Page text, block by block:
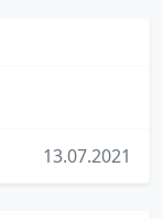
13.07.2021